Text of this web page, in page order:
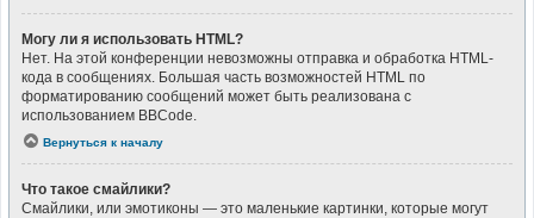
Могу ли я использовать HTML?
Нет. На этой конференции невозможны отправка и обработка HTML-
кода в сообщениях. Большая часть возможностей HTML по
форматированию сообщений может быть реализована с
использованием BBCode.
Вернуться к началу
Что такое смайлики?
Смайлики, или эмотиконы — это маленькие картинки, которые могут